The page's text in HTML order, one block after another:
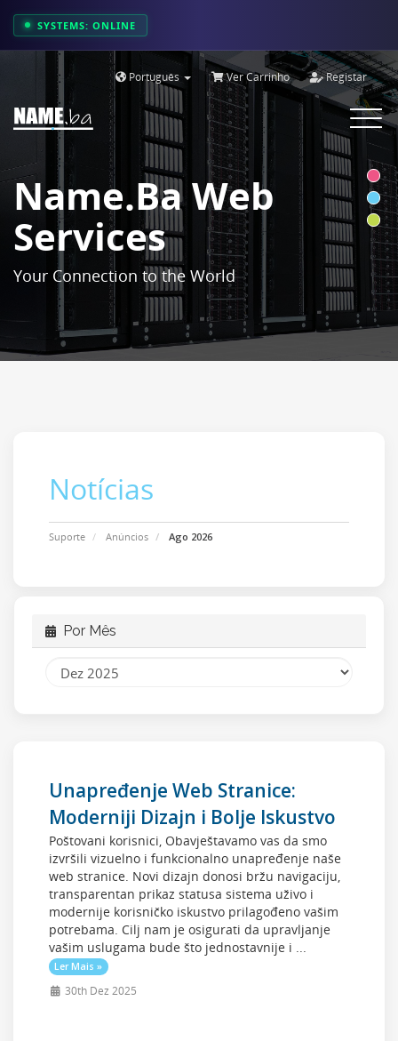
SYSTEMS: ONLINE
Português Ver Carrinho Registar
Toggle
Name.ba Web
Services
Your Connection to the World
Notícias
Suporte Anúncios Ago 2026
Por Mês
Unapređenje Web Stranice:
Moderniji Dizajn i Bolje Iskustvo
Poštovani korisnici, Obavještavamo vas da smo
izvršili vizuelno i funkcionalno unapređenje naše
web stranice. Novi dizajn donosi bržu navigaciju,
transparentan prikaz statusa sistema uživo i
modernije korisničko iskustvo prilagođeno vašim
potrebama. Cilj nam je osigurati da upravljanje
vašim uslugama bude što jednostavnije i ...
Ler Mais »
30th Dez 2025